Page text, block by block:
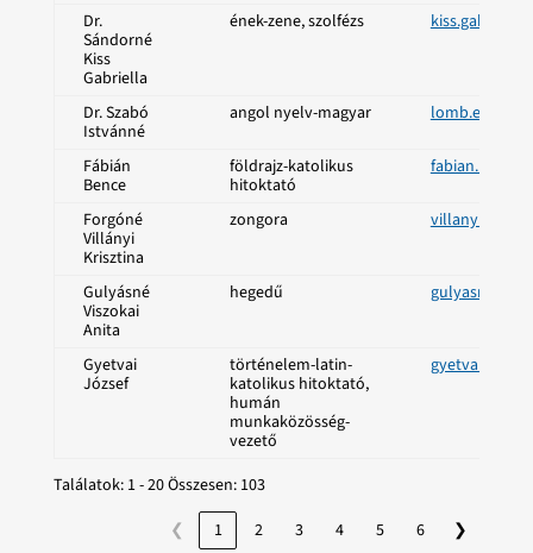
Dr.
Sándorné
Kiss
Gabriella
ének-zene, szolfézs
Dr. Szabó
Istvánné
angol nyelv-magyar
Fábián
Bence
földrajz-katolikus
hitoktató
Forgóné
Villányi
Krisztina
zongora
Gulyásné
Viszokai
Anita
hegedű
Gyetvai
József
történelem-latin-
katolikus hitoktató,
humán
munkaközösség-
vezető
Találatok: 1 - 20 Összesen: 103
❮
1 2 3 4 5 6 ❯